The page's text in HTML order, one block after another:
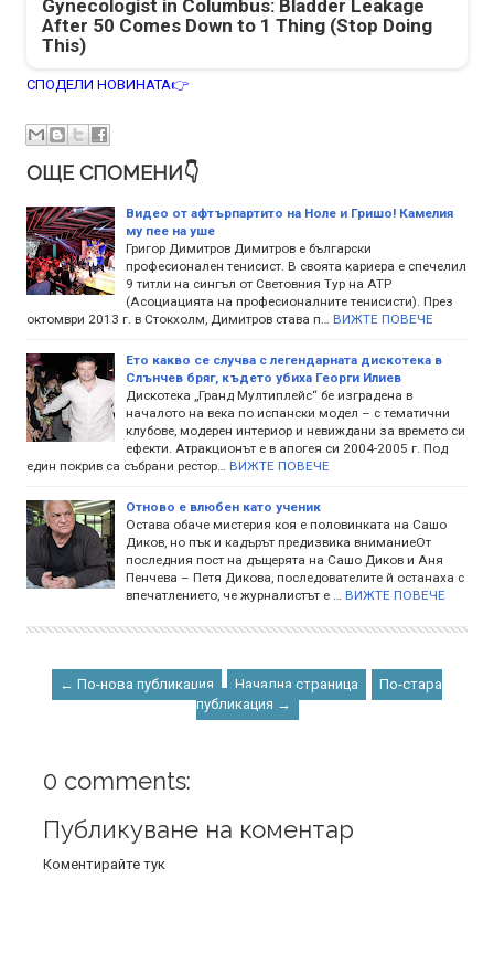
Gynecologist in Columbus: Bladder Leakage
After 50 Comes Down to 1 Thing (Stop Doing
This)
СПОДЕЛИ НОВИНАТА👉
ОЩЕ СПОМЕНИ👇
Видео от афтърпартито на Ноле и Гришо! Камелия
му пее на уше
Григор Димитров Димитров е български
професионален тенисист. В своята кариера е спечелил
9 титли на сингъл от Световния Тур на ATP
(Асоциацията на професионалните тенисисти). През
октомври 2013 г. в Стокхолм, Димитров става п…
ВИЖТЕ ПОВЕЧЕ
Ето какво се случва с легендарната дискотека в
Слънчев бряг, където убиха Георги Илиев
Дискотека „Гранд Мултиплейс“ бе изградена в
началото на века по испански модел – с тематични
клубове, модерен интериор и невиждани за времето си
ефекти. Атракционът е в апогея си 2004-2005 г. Под
един покрив са събрани рестор…
ВИЖТЕ ПОВЕЧЕ
Отново е влюбен като ученик
Остава обаче мистерия коя е половинката на Сашо
Диков, но пък и кадърът предизвика вниманиеОт
последния пост на дъщерята на Сашо Диков и Аня
Пенчева – Петя Дикова, последователите й останаха с
впечатлението, че журналистът е …
ВИЖТЕ ПОВЕЧЕ
← По-нова публикация Начална страница
По-стара
публикация →
0 comments:
Публикуване на коментар
Коментирайте тук